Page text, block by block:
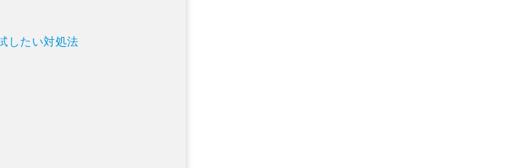
したい対処法